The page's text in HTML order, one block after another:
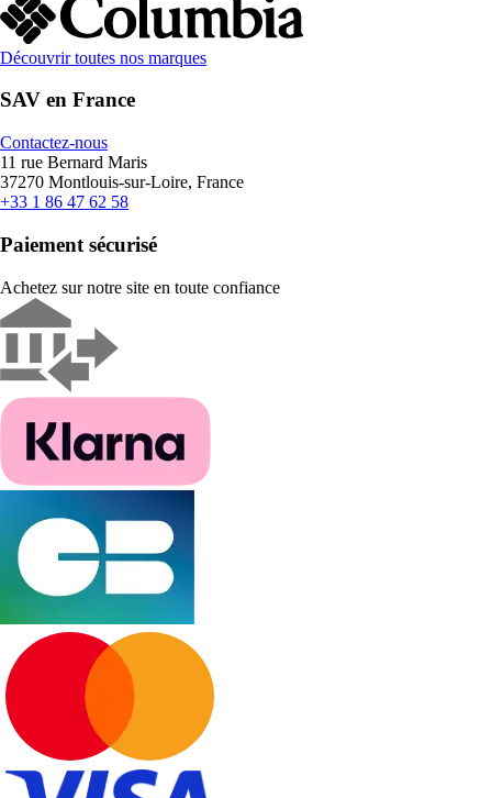
Découvrir toutes nos marques
SAV en France
Contactez-nous
11 rue Bernard Maris
37270 Montlouis-sur-Loire, France
+33 1 86 47 62 58
Paiement sécurisé
Achetez sur notre site en toute confiance